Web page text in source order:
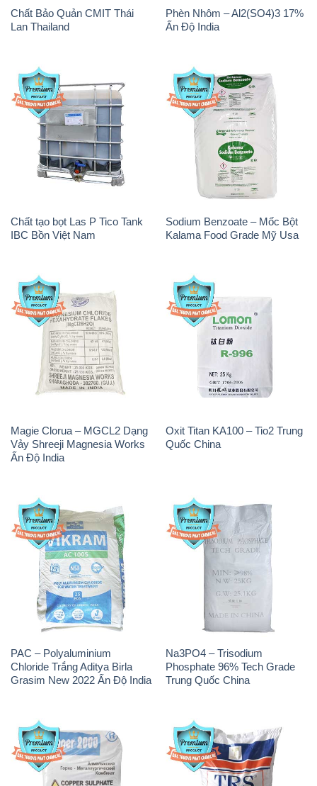
Chất Bảo Quản CMIT Thái
Lan Thailand
Phèn Nhôm – Al2(SO4)3 17%
Ấn Độ India
Chất tạo bọt Las P Tico Tank
IBC Bồn Việt Nam
Sodium Benzoate – Mốc Bột
Kalama Food Grade Mỹ Usa
Magie Clorua – MGCL2 Dạng
Vảy Shreeji Magnesia Works
Ấn Độ India
Oxit Titan KA100 – Tio2 Trung
Quốc China
PAC – Polyaluminium
Chloride Trắng Aditya Birla
Grasim New 2022 Ấn Độ India
Na3PO4 – Trisodium
Phosphate 96% Tech Grade
Trung Quốc China